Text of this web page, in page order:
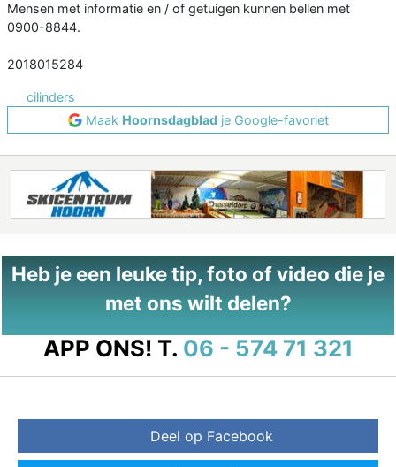
Mensen met informatie en / of getuigen kunnen bellen met
0900-8844.
2018015284
cilinders
Maak Hoornsdagbladje Google-favoriet
Heb je een leuke tip, foto of video die je
met ons wilt delen?
APP ONS! T. 06 - 574 71 321
Deel op Facebook